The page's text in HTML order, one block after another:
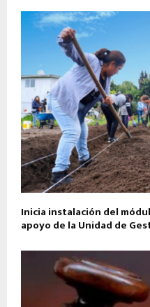
Inicia instalación del
apoyo de la Unidad de